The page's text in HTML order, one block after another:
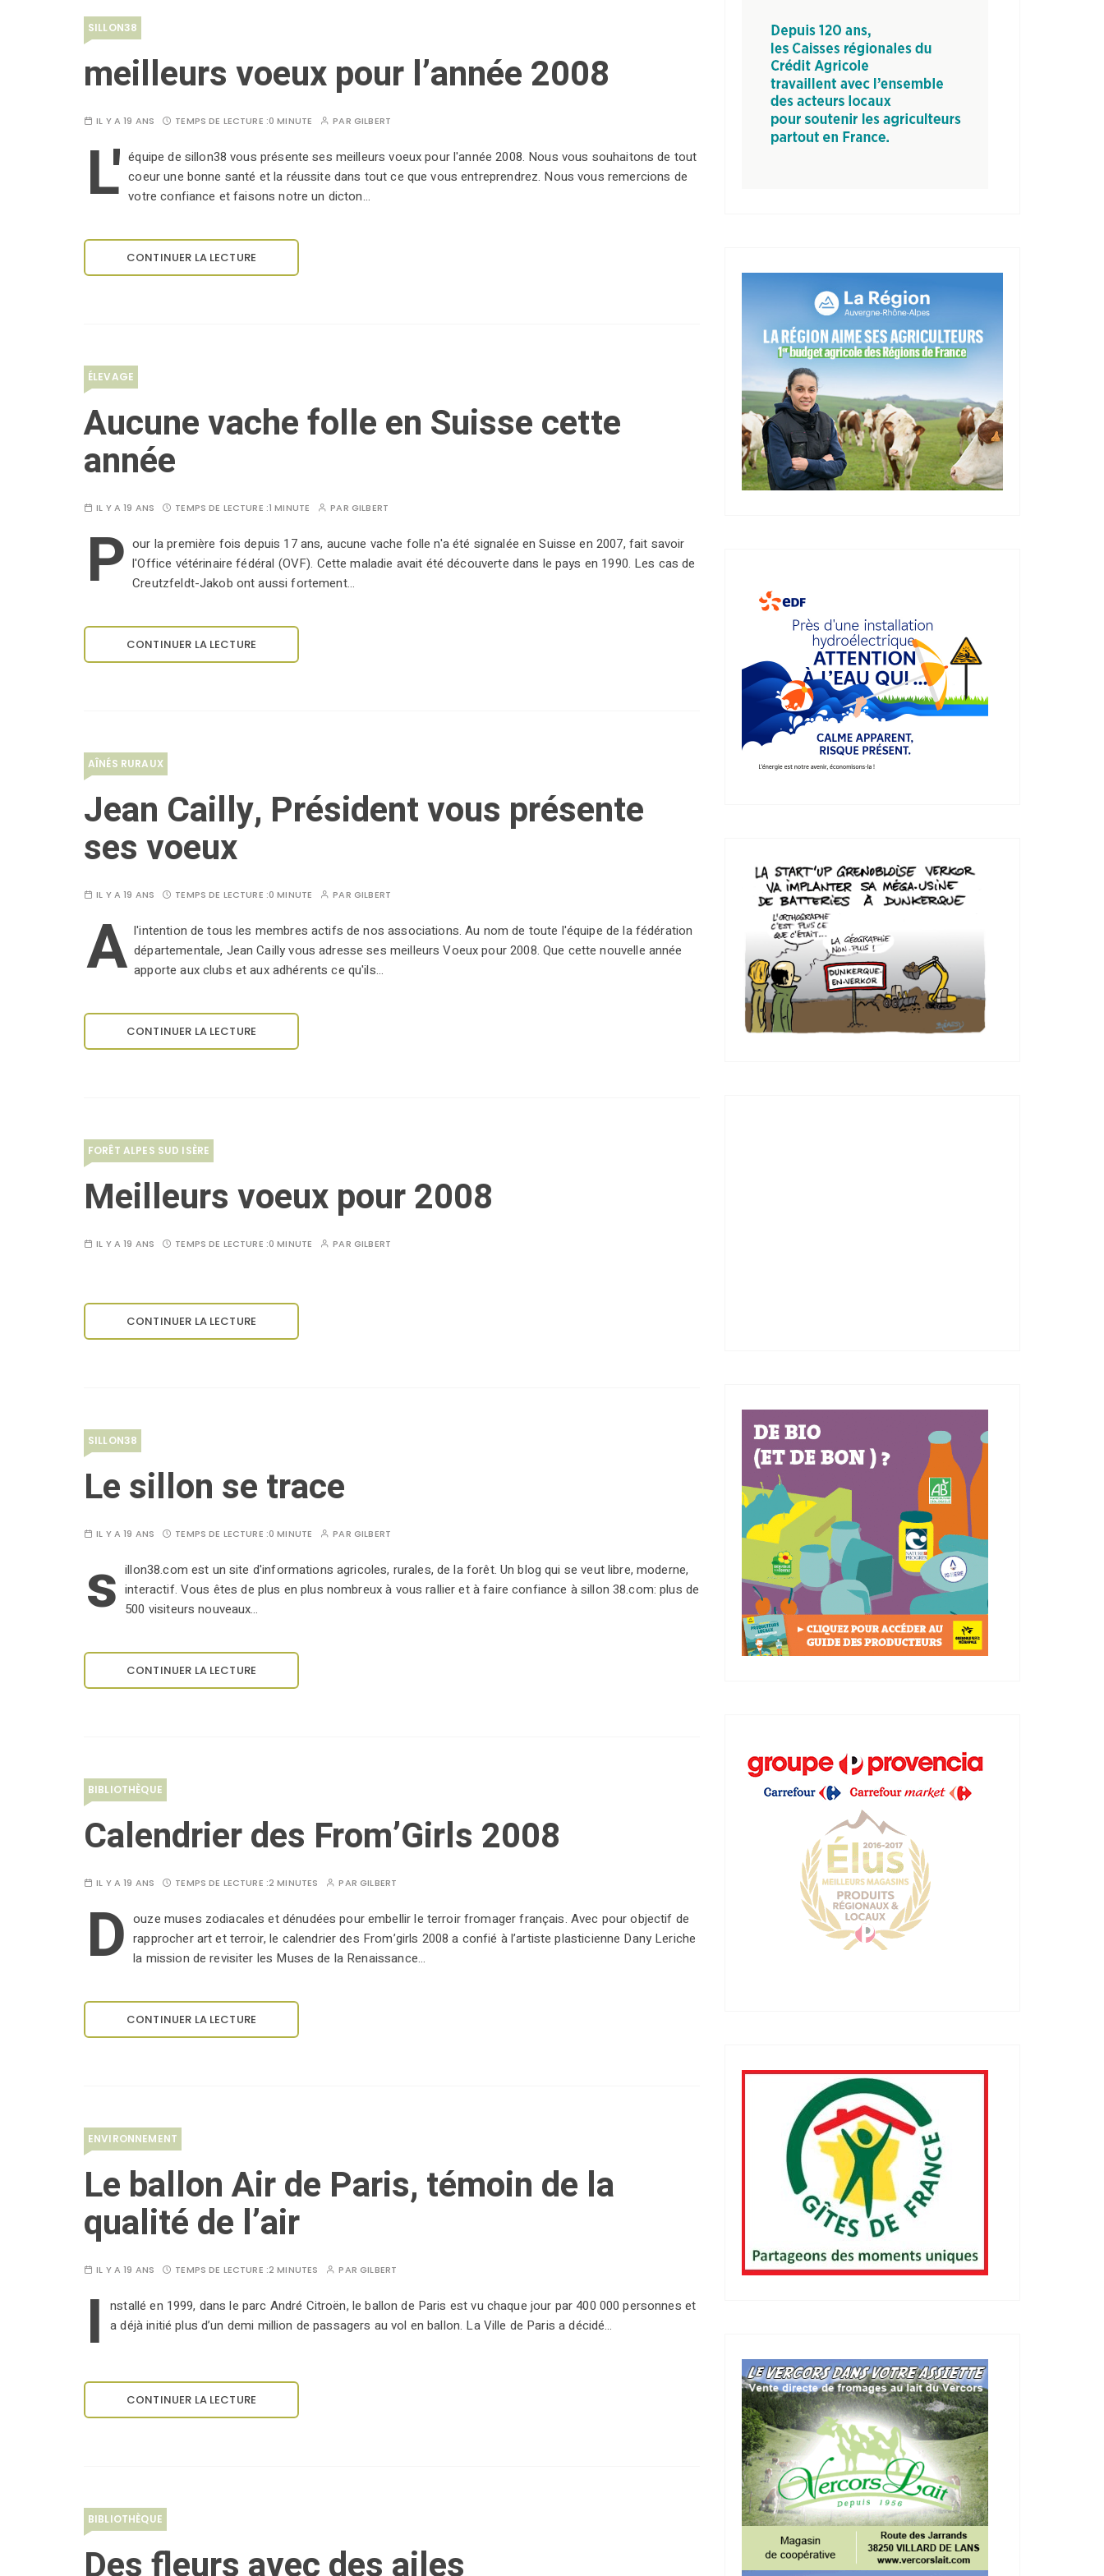
SILLON38
meilleurs voeux pour l’année 2008
IL Y A 19 ANS TEMPS DE LECTURE :0 MINUTE PAR GILBERT
L' équipe de sillon38 vous présente ses meilleurs voeux pour l'année 2008. Nous vous souhaitons de tout
coeur une bonne santé et la réussite dans tout ce que vous entreprendrez. Nous vous remercions de
votre confiance et faisons notre un dicton…
CONTINUER LA LECTURE
ÉLEVAGE
Aucune vache folle en Suisse cette
année
IL Y A 19 ANS TEMPS DE LECTURE :1 MINUTE PAR GILBERT
P our la première fois depuis 17 ans, aucune vache folle n'a été signalée en Suisse en 2007, fait savoir
l'Office vétérinaire fédéral (OVF). Cette maladie avait été découverte dans le pays en 1990. Les cas de
Creutzfeldt-Jakob ont aussi fortement…
CONTINUER LA LECTURE
AÎNÉS RURAUX
Jean Cailly, Président vous présente
ses voeux
IL Y A 19 ANS TEMPS DE LECTURE :0 MINUTE PAR GILBERT
A l'intention de tous les membres actifs de nos associations. Au nom de toute l'équipe de la fédération
départementale, Jean Cailly vous adresse ses meilleurs Voeux pour 2008. Que cette nouvelle année
apporte aux clubs et aux adhérents ce qu'ils…
CONTINUER LA LECTURE
FORÊT ALPES SUD ISÈRE
Meilleurs voeux pour 2008
IL Y A 19 ANS TEMPS DE LECTURE :0 MINUTE PAR GILBERT
CONTINUER LA LECTURE
SILLON38
Le sillon se trace
IL Y A 19 ANS TEMPS DE LECTURE :0 MINUTE PAR GILBERT
s illon38.com est un site d'informations agricoles, rurales, de la forêt. Un blog qui se veut libre, moderne,
interactif. Vous êtes de plus en plus nombreux à vous rallier et à faire confiance à sillon 38.com: plus de
500 visiteurs nouveaux…
CONTINUER LA LECTURE
BIBLIOTHÈQUE
Calendrier des From’Girls 2008
IL Y A 19 ANS TEMPS DE LECTURE :2 MINUTES PARGILBERT
D ouze muses zodiacales et dénudées pour embellir le terroir fromager français. Avec pour objectif de
rapprocher art et terroir, le calendrier des From’girls 2008 a confié à l’artiste plasticienne Dany Leriche
la mission de revisiter les Muses de la Renaissance…
CONTINUER LA LECTURE
ENVIRONNEMENT
Le ballon Air de Paris, témoin de la
qualité de l’air
IL Y A 19 ANS TEMPS DE LECTURE :2 MINUTES PARGILBERT
I nstallé en 1999, dans le parc André Citroën, le ballon de Paris est vu chaque jour par 400 000 personnes et
a déjà initié plus d’un demi million de passagers au vol en ballon. La Ville de Paris a décidé…
CONTINUER LA LECTURE
BIBLIOTHÈQUE